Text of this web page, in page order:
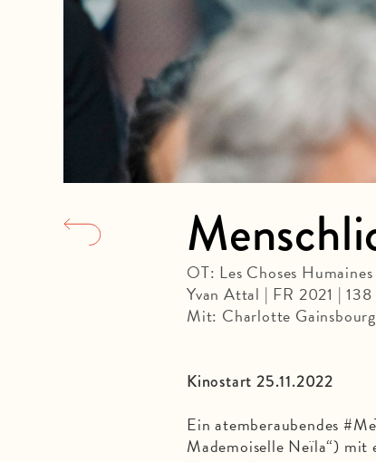
OT: Les Choses Humaines
Yvan Attal | FR 2021 |
Mit: Charlotte
Kinostart 25.11.2022
Ein atemberaubendes
Mademoiselle Neïla“) mit